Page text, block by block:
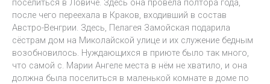
после чего переехала в Краков, входивший в состав
Австро-Венгрии. Здесь, Пелагея Замойская подарила
сёстрам дом на Миколайской улице и их служение бедным
возобновилось. Нуждающихся в приюте было так много,
что самой с. Марии Ангеле места в нём не хватило, и она
должна была поселиться в маленькой комнате в доме по